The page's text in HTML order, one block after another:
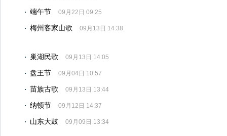
端午节 09月22日 09:25
梅州客家山歌 09月13日 14:38
巢湖民歌 09月13日 14:05
盘王节 09月04日 10:57
苗族古歌 09月13日 13:44
纳顿节 09月12日 14:37
山东大鼓 09月09日 13:34